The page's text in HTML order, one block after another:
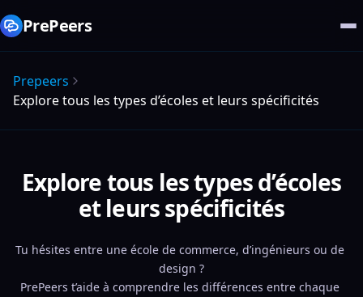
PrePeers
Prepeers
Explore tous les types d’écoles et leurs spécificités
Explore tous les types d’écoles
et leurs spécificités
Tu hésites entre une école de commerce, d’ingénieurs ou de
design ?
PrePeers t’aide à comprendre les différences entre chaque